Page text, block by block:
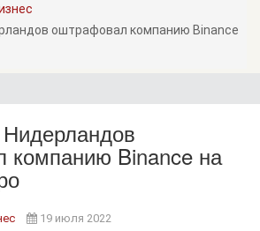
оштрафовал компанию Binance
компанию Binance на
19 июля 2022